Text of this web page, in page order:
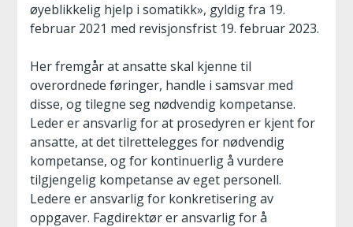
øyeblikkelig hjelp i somatikk», gyldig fra 19.
februar 2021 med revisjonsfrist 19. februar 2023.
Her fremgår at ansatte skal kjenne til
overordnede føringer, handle i samsvar med
disse, og tilegne seg nødvendig kompetanse.
Leder er ansvarlig for at prosedyren er kjent for
ansatte, at det tilrettelegges for nødvendig
kompetanse, og for kontinuerlig å vurdere
tilgjengelig kompetanse av eget personell.
Ledere er ansvarlig for konkretisering av
oppgaver. Fagdirektør er ansvarlig for å